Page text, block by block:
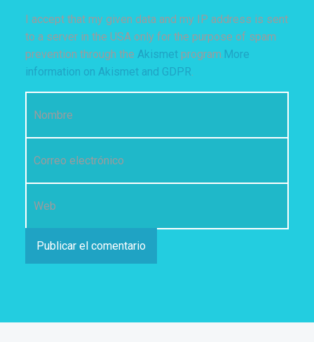
I accept that my given data and my IP address is sent
to a server in the USA only for the purpose of spam
prevention through the Akismetprogram. More
information on Akismet and GDPR
Nombre
*
Web